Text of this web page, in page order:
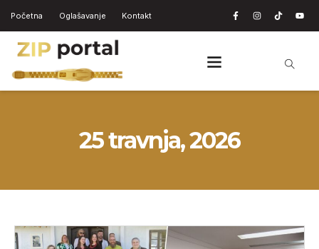
Početna Oglašavanje Kontakt
25 travnja, 2026